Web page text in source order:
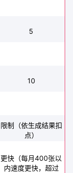
5
10
限制（依生成结果扣
点）
更快（每月400张以
内速度更快，超过